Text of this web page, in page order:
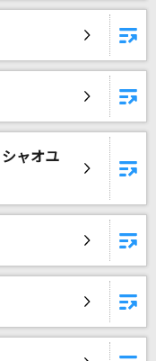
して
！
ャオユ